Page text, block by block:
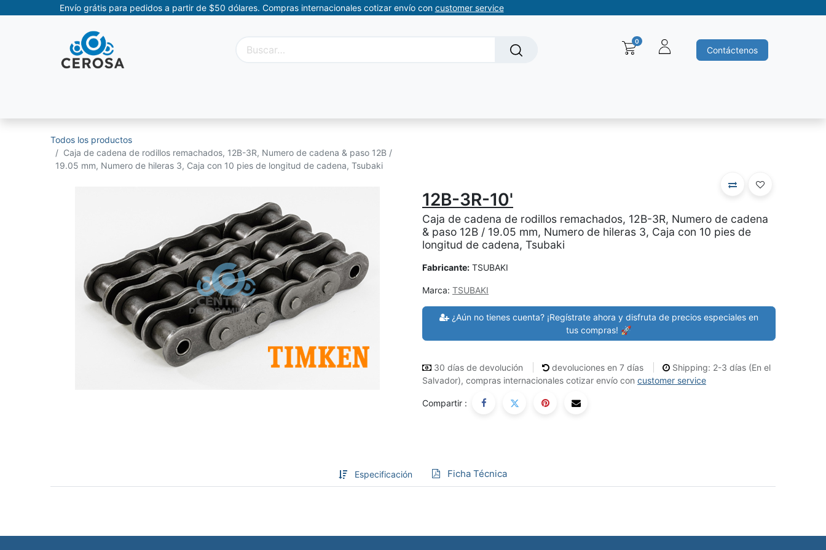
Envío grátis para pedidos a partir de $50 dólares. Compras internacionales cotizar envío con customer service
0
Contáctenos
Todos los productos
Caja de cadena de rodillos remachados, 12B-3R, Numero de cadena & paso 12B /
19.05 mm, Numero de hileras 3, Caja con 10 pies de longitud de cadena, Tsubaki
12B-3R-10'
Caja de cadena de rodillos remachados, 12B-3R, Numero de cadena
& paso 12B / 19.05 mm, Numero de hileras 3, Caja con 10 pies de
longitud de cadena, Tsubaki
Fabricante: TSUBAKI
Marca: TSUBAKI
¿Aún no tienes cuenta? ¡Regístrate ahora y disfruta de precios especiales en
tus compras! 🚀
30 días de devolución devoluciones en 7 días
Shipping: 2-3 días (En el
Salvador), compras internacionales cotizar envío con customer service
Compartir :
Especificación Ficha Técnica